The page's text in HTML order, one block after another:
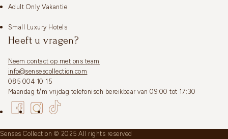
Adult Only Vakantie
Small Luxury Hotels
Heeft u vragen?
Neem contact op met ons team
info@sensescollection.com
085 004 10 15
Maandag t/m vrijdag telefonisch bereikbaar van 09:00 tot 17:30
Senses Collection © 2025 All rights reserved